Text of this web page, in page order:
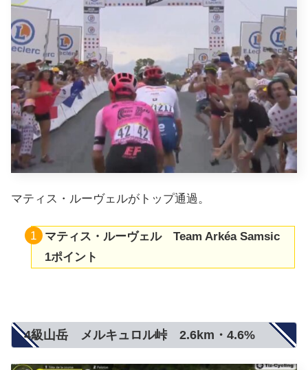
マティス・ルーヴェルがトップ通過。
マティス・ルーヴェル Team Arkéa Samsic
1ポイント
4級山岳 メルキュロル峠 2.6km・4.6%